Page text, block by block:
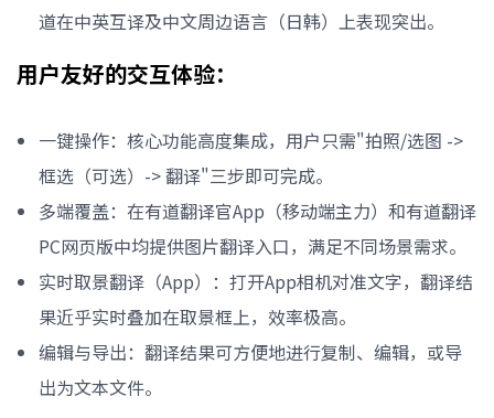
道在中英互译及中文周边语言（日韩）上表现突出。
用户友好的交互体验：
一键操作：核心功能高度集成，用户只需"拍照/选图 ->
框选（可选）-> 翻译"三步即可完成。
多端覆盖：在有道翻译官App（移动端主力）和有道翻译
PC网页版中均提供图片翻译入口，满足不同场景需求。
实时取景翻译（App）：打开App相机对准文字，翻译结
果近乎实时叠加在取景框上，效率极高。
编辑与导出：翻译结果可方便地进行复制、编辑，或导
出为文本文件。